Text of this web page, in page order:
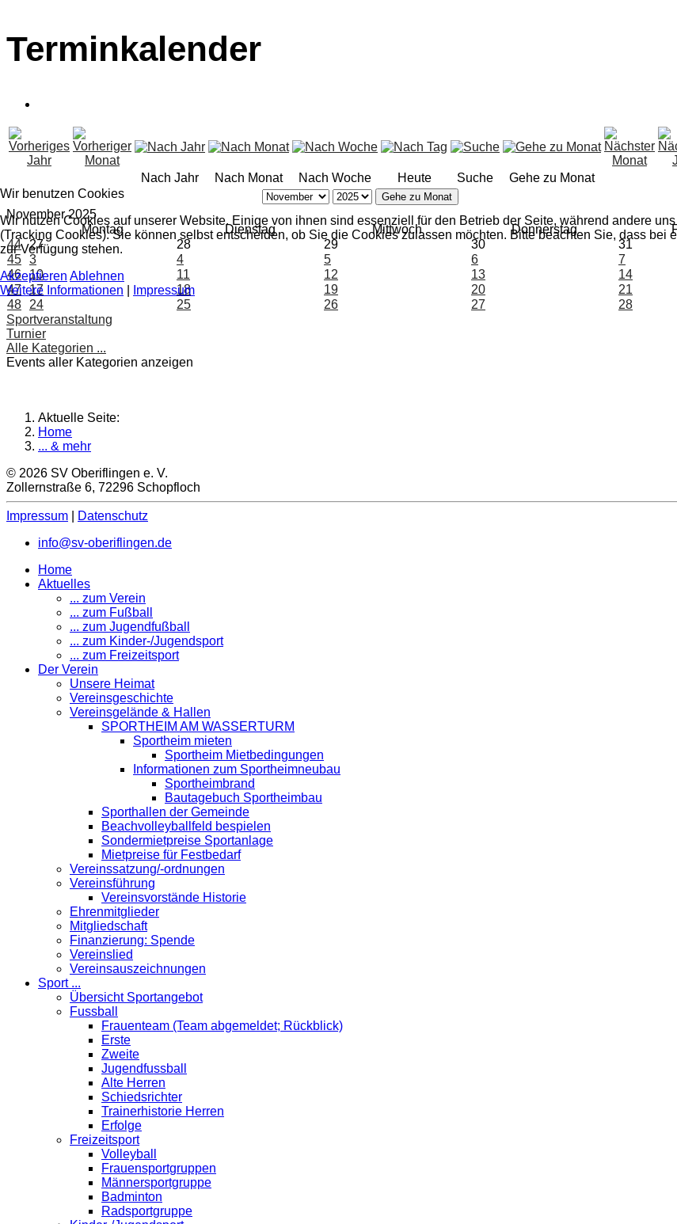
Terminkalender
Nach Jahr Nach Monat Nach Woche Heute Suche Gehe zu Monat
Gehe zu Monat
November 2025
Montag
Dienstag Mittwoch Donnerstag
44 27 28 29 30 31
45 3 4 5 6 7
46 10 11 12 13 14
47 17 18 19 20 21
48
24 25 26 27 28
Sportveranstaltung
Turnier
Alle Kategorien ...
Events aller Kategorien anzeigen
Aktuelle Seite:
Home
... & mehr
© 2026 SV Oberiflingen e. V.
Zollernstraße 6, 72296 Schopfloch
Impressum
Datenschutz
info@sv-oberiflingen.de
Home
Aktuelles
... zum Verein
... zum Fußball
... zum Jugendfußball
... zum Kinder-/Jugendsport
... zum Freizeitsport
Der Verein
Unsere Heimat
Vereinsgeschichte
Vereinsgelände & Hallen
SPORTHEIM AM WASSERTURM
Sportheim mieten
Sportheim Mietbedingungen
Informationen zum Sportheimneubau
Sportheimbrand
Bautagebuch Sportheimbau
Sporthallen der Gemeinde
Beachvolleyballfeld bespielen
Sondermietpreise Sportanlage
Mietpreise für Festbedarf
Vereinssatzung/-ordnungen
Vereinsführung
Vereinsvorstände Historie
Ehrenmitglieder
Mitgliedschaft
Finanzierung: Spende
Vereinslied
Vereinsauszeichnungen
Sport ...
Übersicht Sportangebot
Fussball
Frauenteam (Team abgemeldet; Rückblick)
Erste
Zweite
Jugendfussball
Alte Herren
Schiedsrichter
Trainerhistorie Herren
Erfolge
Freizeitsport
Volleyball
Frauensportgruppen
Männersportgruppe
Badminton
Radsportgruppe
Wir benutzen Cookies
Wir nutzen Cookies auf unserer Website. Einige von ihnen sind essenziell für den Betrieb der Seite, während andere
(Tracking Cookies). Sie können selbst entscheiden, ob Sie die Cookies zulassen möchten. Bitte beachten Sie, dass
zur Verfügung stehen.
Akzeptieren Ablehnen
Weitere Informationen
Impressum